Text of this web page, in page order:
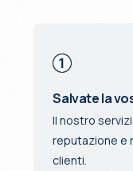
Salvate la
Il nostro
reputazione e
clienti.